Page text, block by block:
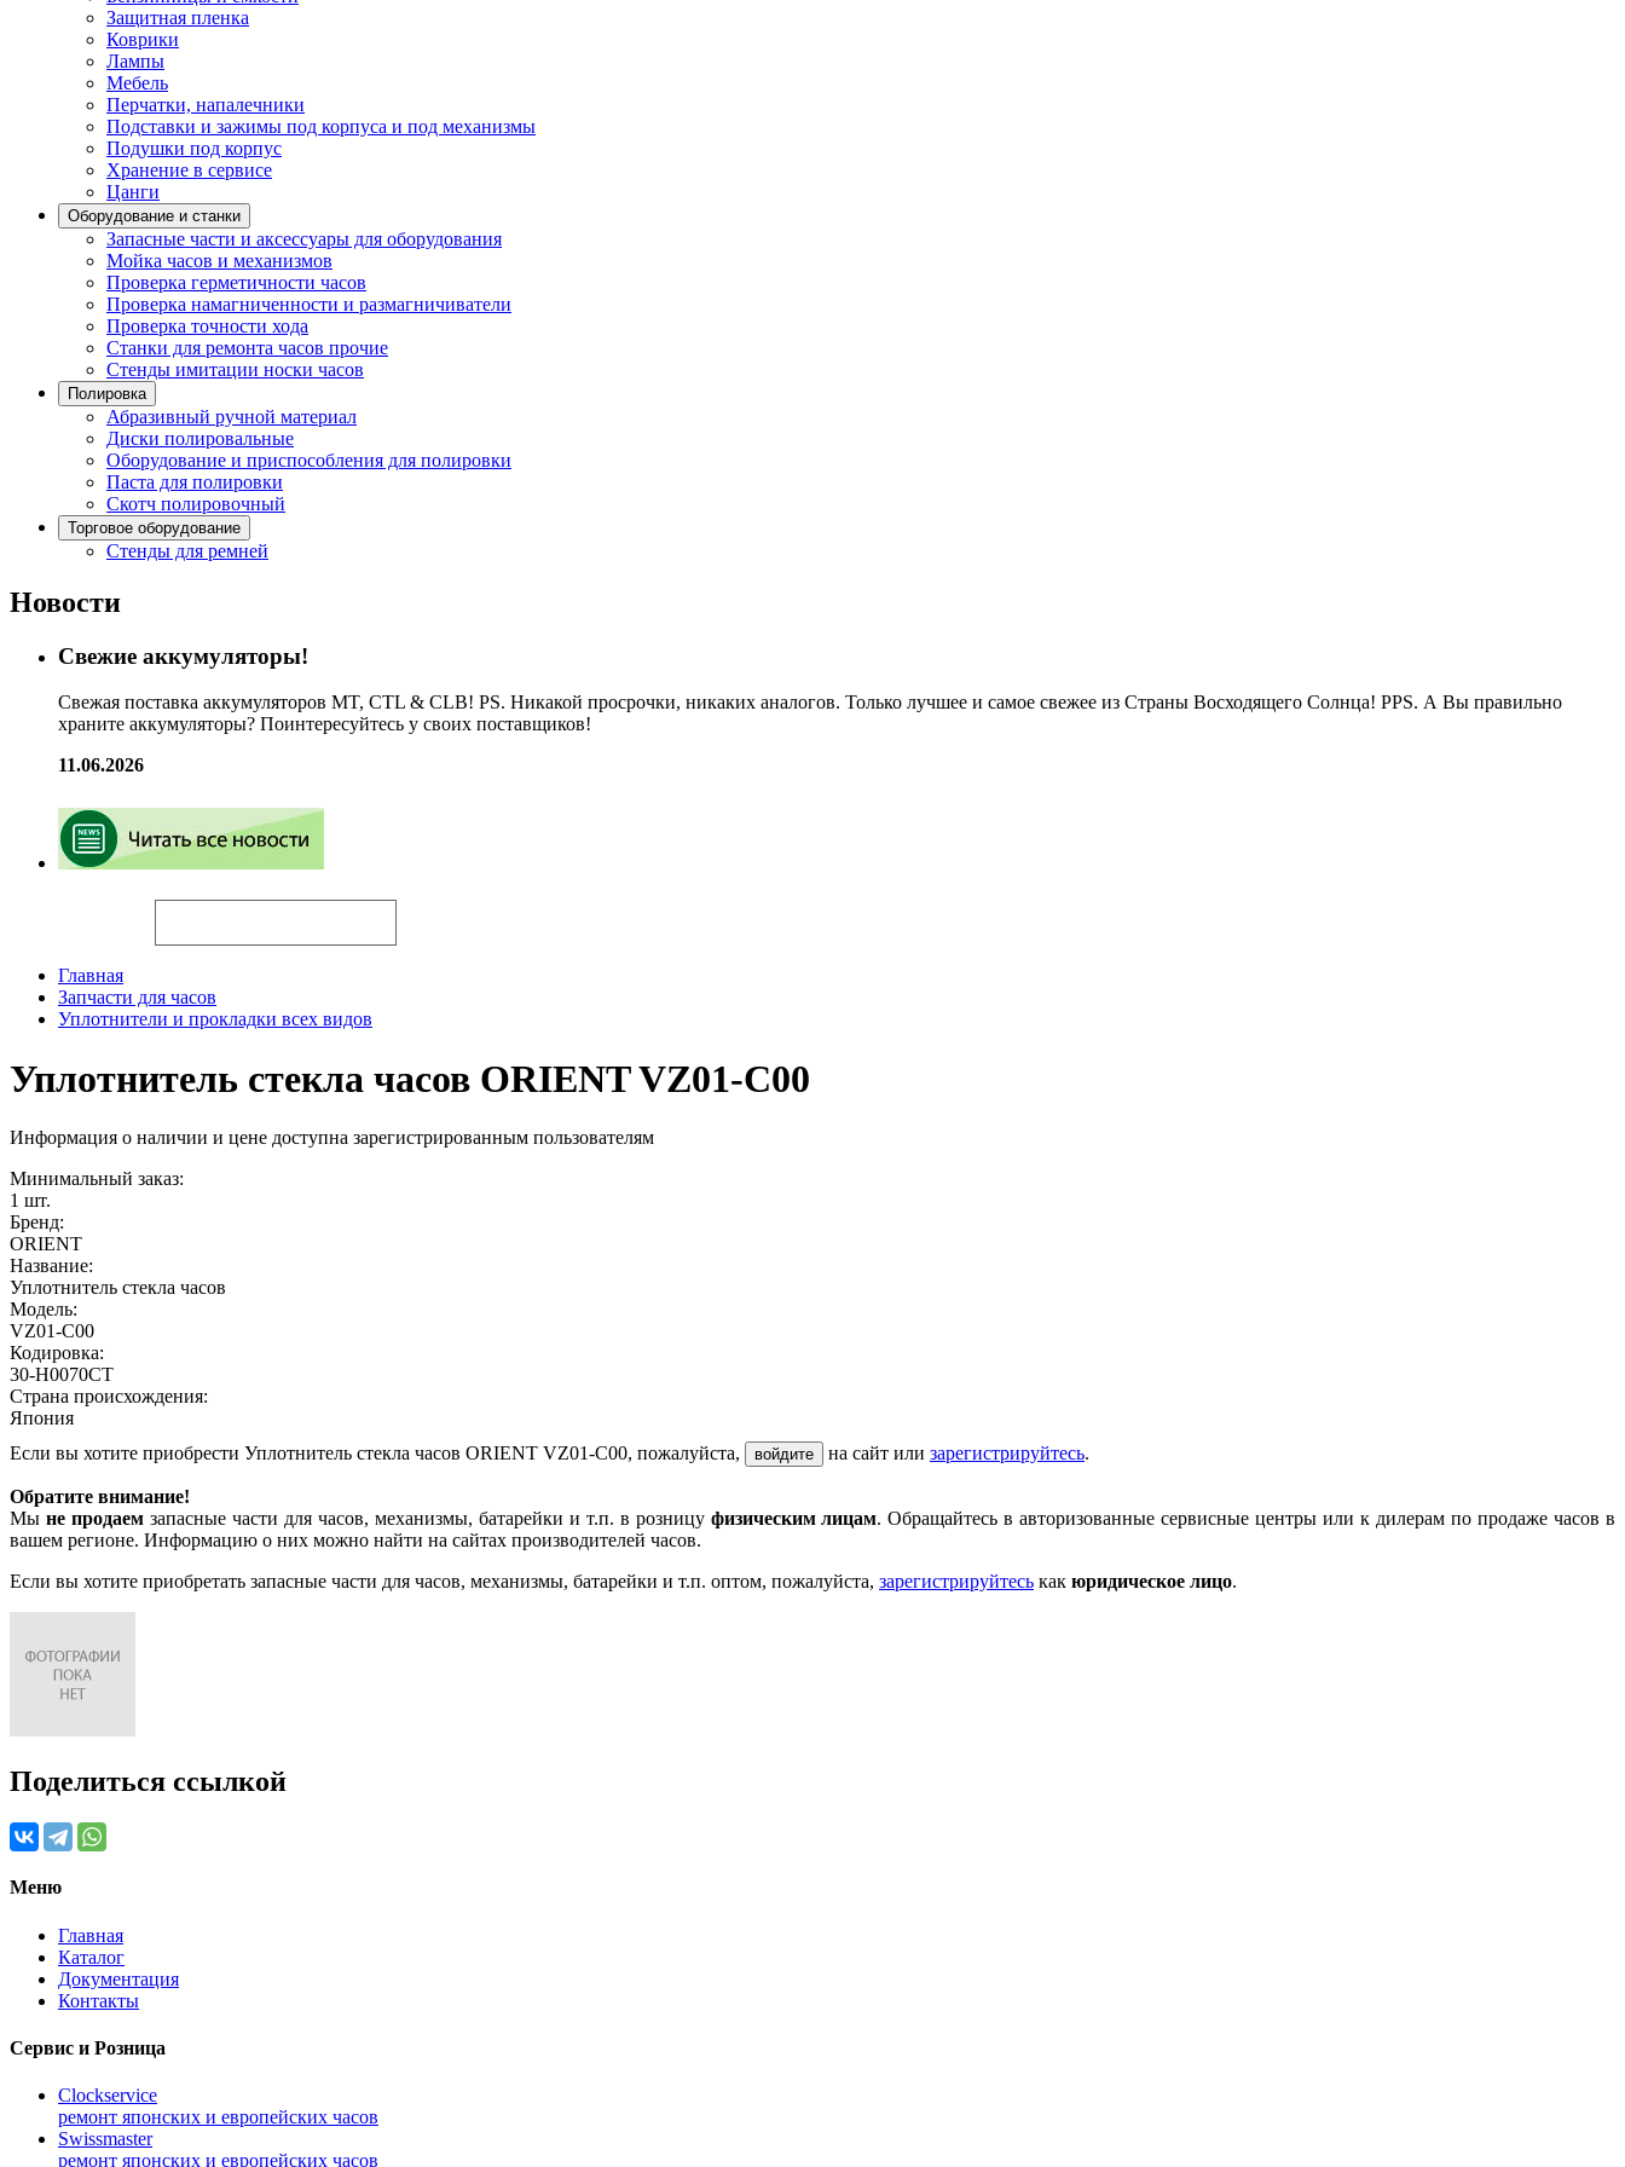
Защитная пленка
Коврики
Лампы
Мебель
Перчатки, напалечники
Подставки и зажимы под корпуса и под механизмы
Подушки под корпус
Хранение в сервисе
Цанги
Оборудование и станки
Запасные части и аксессуары для оборудования
Мойка часов и механизмов
Проверка герметичности часов
Проверка намагниченности и размагничиватели
Проверка точности хода
Станки для ремонта часов прочие
Стенды имитации носки часов
Полировка
Абразивный ручной материал
Диски полировальные
Оборудование и приспособления для полировки
Паста для полировки
Скотч полировочный
Торговое оборудование
Стенды для ремней
Новости
Свежие аккумуляторы!
Свежая поставка аккумуляторов MT, CTL & CLB! PS. Никакой просрочки, никаких аналогов. Только лучшее и самое свежее из Страны Восходящего Солнца! PPS. А Вы правильно
храните аккумуляторы? Поинтересуйтесь у своих поставщиков!
11.06.2026
Главная
Запчасти для часов
Уплотнители и прокладки всех видов
Уплотнитель стекла часов ORIENT VZ01-C00
Информация о наличии и цене доступна зарегистрированным пользователям
Минимальный заказ:
1 шт.
Бренд:
ORIENT
Название:
Уплотнитель стекла часов
Модель:
VZ01-C00
Кодировка:
30-H0070CT
Страна происхождения:
Япония
Если вы хотите приобрести Уплотнитель стекла часов ORIENT VZ01-C00, пожалуйста,
войдите на сайт или зарегистрируйтесь.
Обратите внимание!
Мы не продаемзапасные части для часов, механизмы, батарейки и т.п. в розницу физическим лицам. Обращайтесь в авторизованные сервисные центры или к дилерам по продаже часов в
вашем регионе. Информацию о них можно найти на сайтах производителей часов.
Если вы хотите приобретать запасные части для часов, механизмы, батарейки и т.п. оптом, пожалуйста, зарегистрируйтесь как юридическое лицо.
Поделиться ссылкой
Меню
Главная
Каталог
Документация
Контакты
Сервис и Розница
Clockservice
ремонт японских и европейских часов
Swissmaster
ремонт японских и европейских часов